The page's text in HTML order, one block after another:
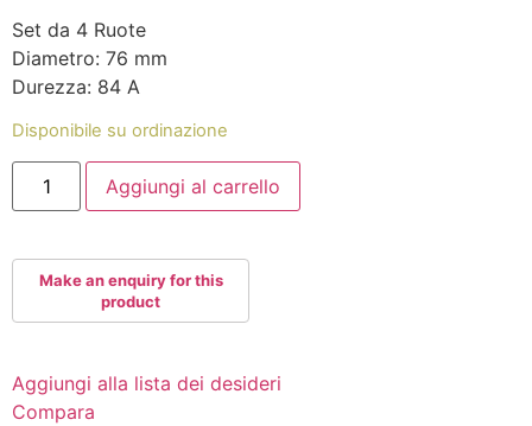
Set da 4 Ruote
Diametro: 76 mm
Durezza: 84 A
Disponibile su ordinazione
HYPER
CONCRETE
+
4
RUOTE)
84A
quantità
Aggiungi al carrello
Aggiungi alla lista dei desideri
Compara